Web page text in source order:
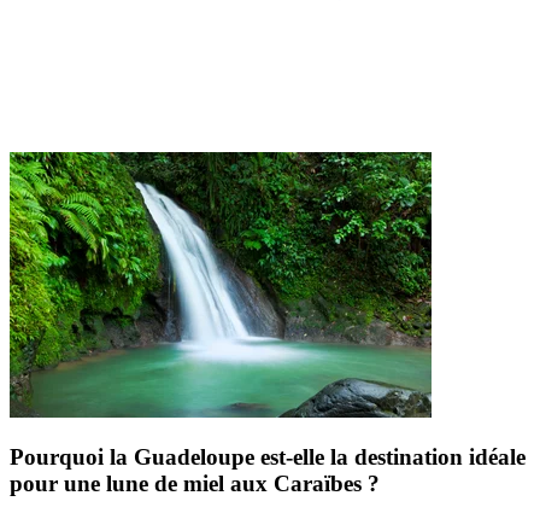
Pourquoi la Guadeloupe est-elle la destination idéale
pour une lune de miel aux Caraïbes ?